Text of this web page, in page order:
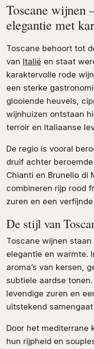
Toscane wijnen
elegantie met
Toscane behoort tot
van Italië en staat
karaktervolle rode
een sterke
glooiende heuvels,
wijnhuizen ontstaan
terroir en Italiaanse
De regio is vooral
druif achter
Chianti en Brunello di
combineren rijp rood
zuren en een
De stijl van
Toscane wijnen
elegantie en warmte.
aroma’s van kersen,
subtiele aardse
levendige zuren en
uitstekend
Door het mediterrane
hun rijpheid en